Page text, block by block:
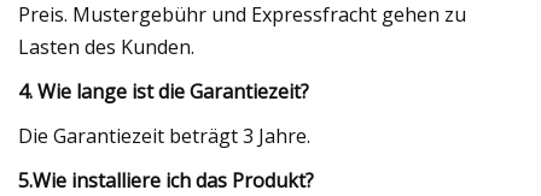
Preis. Mustergebühr und Expressfracht gehen zu
Lasten des Kunden.
4. Wie lange ist die Garantiezeit?
Die Garantiezeit beträgt 3 Jahre.
5.Wie installiere ich das Produkt?